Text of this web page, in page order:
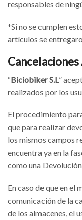
responsables de
*Si no se cumplen
artículos se
“Biciobiker S.L ”
realizados por los
El procedimiento
que para realizar
los mismos campos
encuentra ya en la
como una
En caso de que en el
comunicación de la
de los almacenes, el